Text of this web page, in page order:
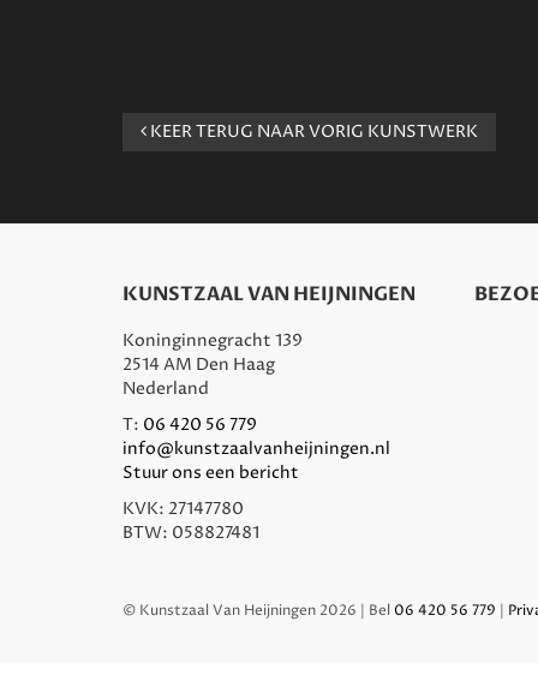
KEER TERUG NAAR VORIG KUNSTWERK
KUNSTZAAL VAN HEIJNINGEN
Koninginnegracht 139
2514 AM Den Haag
Nederland
T: 06 420 56 779
info@kunstzaalvanheijningen.nl
Stuur ons een bericht
KVK: 27147780
BTW: 058827481
© Kunstzaal Van Heijningen 2026 | Bel 06 420 56 779 |